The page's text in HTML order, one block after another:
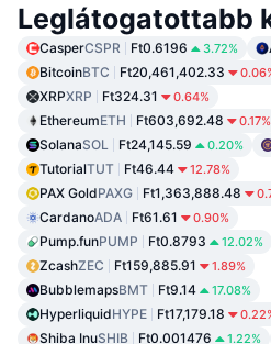
Leglátogatottabb
CasperCSPR Ft0.6196 3.72%
BitcoinBTC Ft20,461,402.33
XRPXRP Ft324.31 0.64%
EthereumETH Ft603,692.48 0.17%
SolanaSOL Ft24,145.59 0.20%
TutorialTUT Ft46.44 12.78%
PAX GoldPAXG Ft1,363,888.48
CardanoADA Ft61.61 0.90%
Pump.funPUMP Ft0.8793 12.02%
ZcashZEC Ft159,885.91 1.89%
BubblemapsBMT Ft9.14 17.08%
HyperliquidHYPE Ft17,179.18
Shiba InuSHIB Ft0.001476 1.22%